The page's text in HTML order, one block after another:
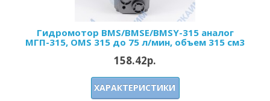
Гидромотор BMS/BMSE/BMSY-315 аналог
МГП-315, OMS 315 до 75 л/мин, объем 315 см3
158.42р.
ХАРАКТЕРИСТИКИ